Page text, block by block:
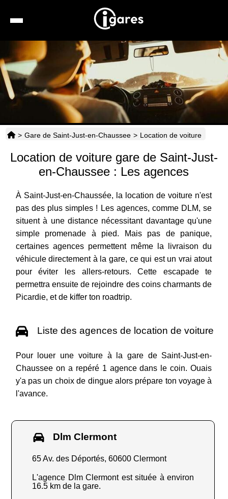
Recherche
Location de voiture
Hôtels
Taxis
Horaires
> Gare de Saint-Just-en-Chaussee > Location de voiture
Location de voiture gare de Saint-Just-
en-Chaussee : Les agences
À Saint-Just-en-Chaussée, la location de voiture n'est
pas des plus simples ! Les agences, comme DLM, se
situent à une distance nécessitant davantage qu'une
simple promenade à pied. Mais pas de panique,
certaines agences permettent même la livraison du
véhicule directement à la gare, ce qui est un vrai atout
pour éviter les allers-retours. Cette escapade te
permettra ensuite de rejoindre des coins charmants de
Picardie, et de kiffer ton roadtrip.
Liste des agences de location de voiture
Pour louer une voiture à la gare de Saint-Just-en-
Chaussee on a repéré 1 agence dans le coin. Ouais
y'a pas un choix de dingue alors prépare ton voyage à
l'avance.
Dlm Clermont
65 Av. des Déportés, 60600 Clermont
L'agence Dlm Clermont est située à environ
16.5 km de la gare.